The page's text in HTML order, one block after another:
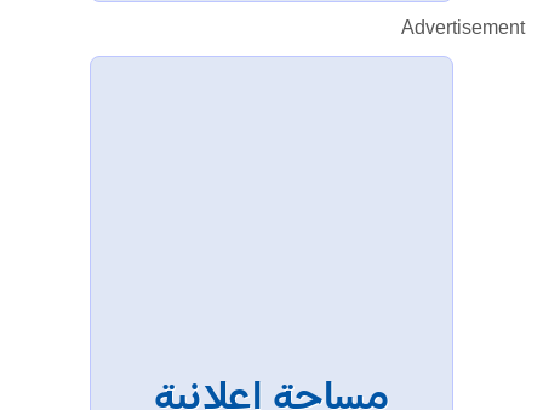
Advertisement
مساحة إعلانية